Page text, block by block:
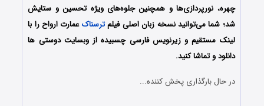
چهره، نورپردازی‌ها و همچنین جلوه‌های ویژه تحسین و ستایش
شد؛ شما می‌توانید نسخه زبان اصلی فیلمترسناک عمارت ارواحرا با
‌لینک مستقیم و زیرنویس فارسی چسبیده از وبسایت دوستی ها
دانلود و تماشا کنید.
در حال بارگذاری پخش کننده...